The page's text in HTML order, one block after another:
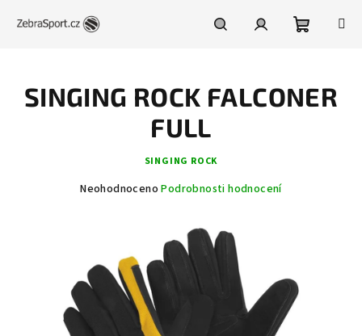
košík
SINGING ROCK FALCONER
FULL
SINGING ROCK
Průměrné
5
hvězdiček.
Neohodnoceno Podrobnosti hodnocení